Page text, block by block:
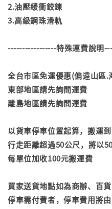
2.油壓緩衝鉸鍊
3.高級鋼珠滑軌
-----------------特殊運費說明
全台市區免運優惠(偏遠山區.
東部地區請先詢問運費
離島地區請先詢問運費
以貨車停車位置起算，搬運
行走距離超過50公尺，將以
每單位加收100元搬運費
買家送貨地點如為商辦、百
停車需付費者，停車費用將